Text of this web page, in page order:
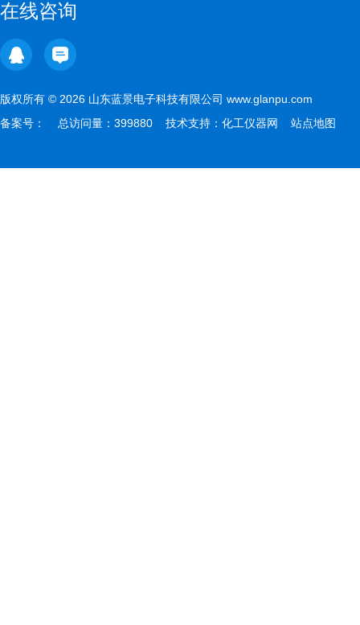
在线咨询
版权所有 © 2026 山东蓝景电子科技有限公司 www.glanpu.com
备案号：
总访问量：399880 技术支持： 化工仪器网 站点地图